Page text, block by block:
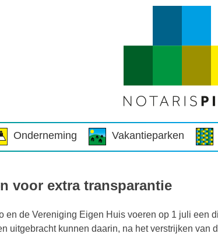
Onderneming Vakantieparken
voor extra transparantie
en de Vereniging Eigen Huis voeren op 1 juli een
uitgebracht kunnen daarin, na het verstrijken van